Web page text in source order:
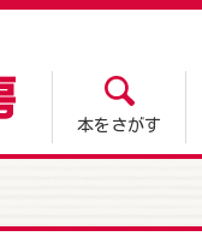
本をさがす